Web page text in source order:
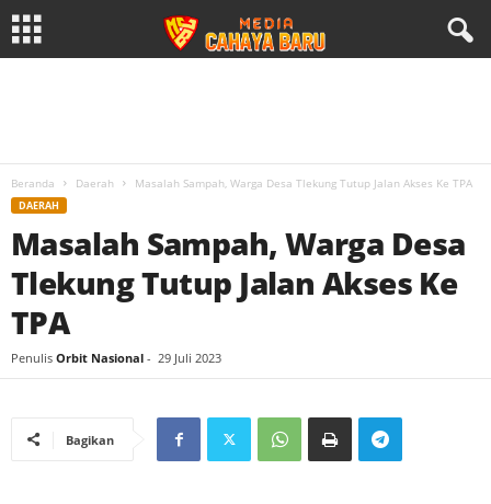
Beranda Daerah Masalah Sampah, Warga Desa Tlekung Tutup Jalan Akses Ke TPA
DAERAH
Masalah Sampah, Warga Desa
Tlekung Tutup Jalan Akses Ke
TPA
Penulis Orbit Nasional - 29 Juli 2023
Bagikan